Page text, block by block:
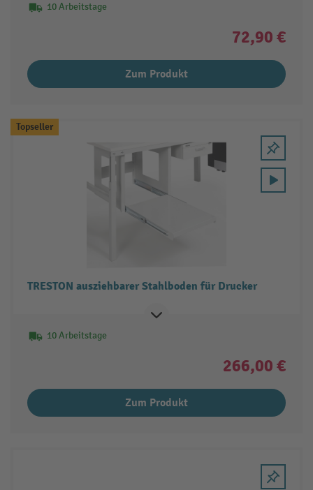
10 Arbeitstage
72,90 €
Zum Produkt
Topseller
TRESTON ausziehbarer Stahlboden für Drucker
10 Arbeitstage
266,00 €
Zum Produkt